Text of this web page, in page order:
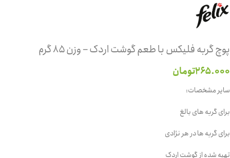
پوچ گربه فلیکس با طعم گوشت اردک – وزن ۸۵ گرم
۲۶۵.۰۰۰تومان
سایر مشخصات:
برای گربه های بالغ
برای گربه ها در هر نژادی
تهیه شده از گوشت اردک